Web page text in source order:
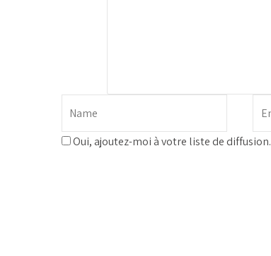
Oui, ajoutez-moi à votre liste de diffusion.